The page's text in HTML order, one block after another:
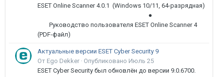
ESET Online Scanner 4.0.1 (Windows 10/11, 64-разрядная)
●
Руководство пользователя ESET Online Scanner 4
(PDF-файл)
Актуальные версии ESET Cyber Security 9
От Ego Dekker · Опубликовано Июль 25
ESET Cyber Security был обновлён до версии 9.0.6700.